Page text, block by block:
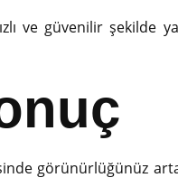
ve güvenilir şekilde
görünürlüğünüz